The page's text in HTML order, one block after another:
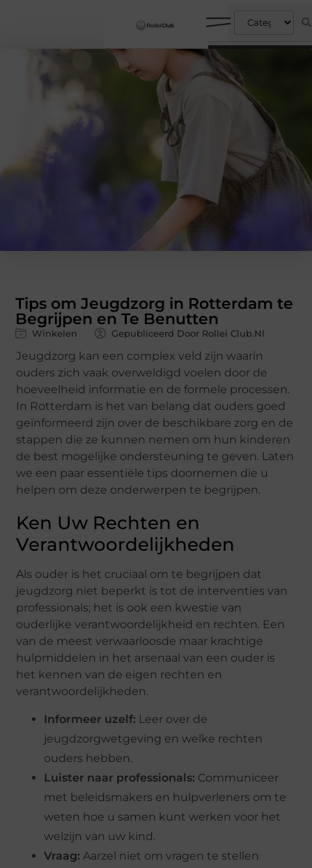
Tips om Jeugdzorg in Rotterdam te
Begrijpen en Te Benutten
Winkelen Gepubliceerd Door Rollei Club.nl
Jeugdzorg kan een complex veld zijn waarin
ouders zich vaak overweldigd voelen door de
hoeveelheid informatie en de formele processen.
In Rotterdam is het van belang dat ouders goed
geïnformeerd zijn over de beschikbare zorg en de
stappen die ze kunnen nemen om hun kinderen
de best mogelijke ondersteuning te geven. Laten
we een paar essentiële tips doornemen die u
helpen om deze onderwerpen te begrijpen.
Ken Uw Rechten en
Verantwoordelijkheden
Als ouder is het cruciaal om te begrijpen dat
jeugdzorg niet beperkt is tot de interventies van
professionals; het is ook een kwestie van
ouderlijke verantwoordelijkheid en rechten. Een
van de meest verwaarloosde maar krachtige
hulpmiddelen in het arsenaal van een ouder is
het kennen van de eigen rechten en
verantwoordelijkheden.
Informeer uzelf: Leer over de
jeugdzorgwetgeving en welke rechten
ouders hebben.
Luister naar professionals: Communiceer
met beleidsmakers en hulpverleners om te
weten hoe u samen kunt werken voor het
welzijn van uw kind.
Vraag: Aarzel niet om vragen te stellen